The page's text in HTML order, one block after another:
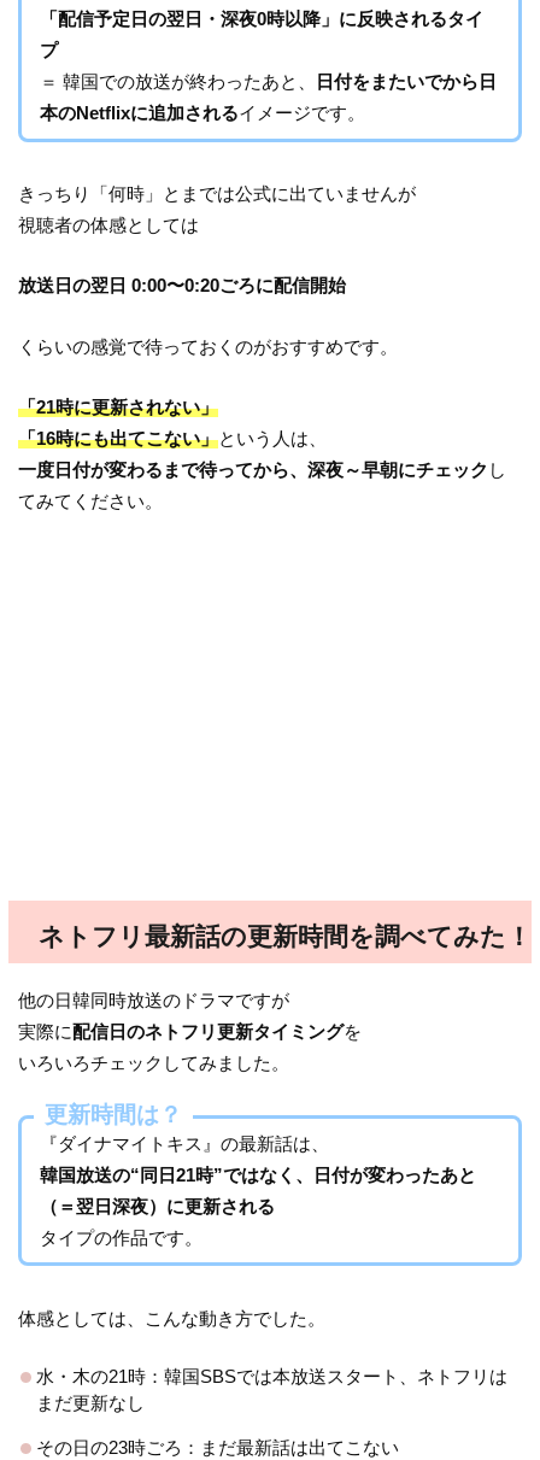
「配信予定日の翌日・深夜0時以降」に反映されるタイ
プ
＝ 韓国での放送が終わったあと、
日付をまたいでから日
本のNetflixに追加されるイメージです。
きっちり「何時」とまでは公式に出ていませんが
視聴者の体感としては
放送日の翌日 0:00〜0:20ごろに配信開始
くらいの感覚で待っておくのがおすすめです。
「21時に更新されない」
「16時にも出てこない」という人は、
一度日付が変わるまで待ってから、深夜～早朝にチェック し
てみてください。
ネトフリ最新話の更新時間を調べてみた！
他の日韓同時放送のドラマですが
実際に配信日のネトフリ更新タイミングを
いろいろチェックしてみました。
更新時間は？
『ダイナマイトキス』の最新話は、
韓国放送の“同日21時”ではなく、日付が変わったあと
（＝翌日深夜）に更新される
タイプの作品です。
体感としては、こんな動き方でした。
水・木の21時：韓国SBSでは本放送スタート、ネトフリは
まだ更新なし
その日の23時ごろ：まだ最新話は出てこない